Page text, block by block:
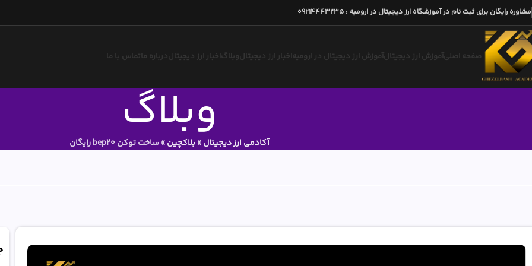
مشاوره رایگان برای ثبت نام در آموزشگاه ارز دیجیتال در ارومیه :
09214443235
صفحه اصلیآموزش ارز دیجیتالآموزش ارز دیجیتال در ارومیه اخبار ارز دیجیتالوبلاگ اخبار ارز دیجیتالدرباره ماتماس با ما
وبلاگآکادمی ارز دیجیتال»بلاکچین»ساخت توکن bep20 رایگان